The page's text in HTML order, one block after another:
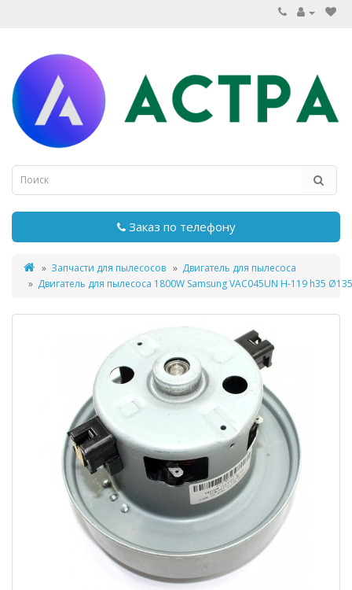
Заказ по телефону
Запчасти для пылесосов
Двигатель для пылесоса
Двигатель для пылесоса 1800W Samsung VAC045UN H-119 h35 Ø135